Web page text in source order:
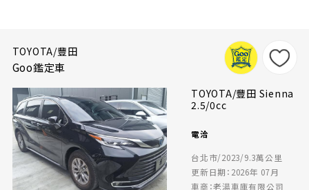
TOYOTA/豐田
Goo鑑定車
TOYOTA/豐田 Sienna
2.5/0cc
電洽
台北市/2023/9.3萬公里
更新日期：2026年 07月
車商：老湯車庫有限公司